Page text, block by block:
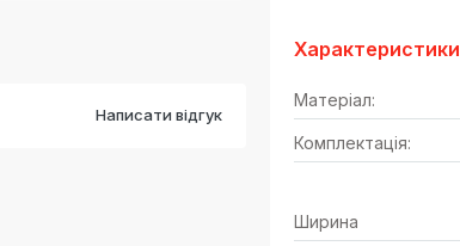
Написати відгук
Характеристики
Матеріал:
Комплектація:
Ширина